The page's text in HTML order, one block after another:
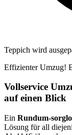
Teppich wird
Effizienter Umzug!
Vollservice
auf einen Blick
Ein Rundum-
Lösung für all